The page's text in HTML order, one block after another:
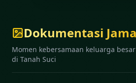
Dokumentasi
Momen kebersamaan keluarga
di Tanah Suci